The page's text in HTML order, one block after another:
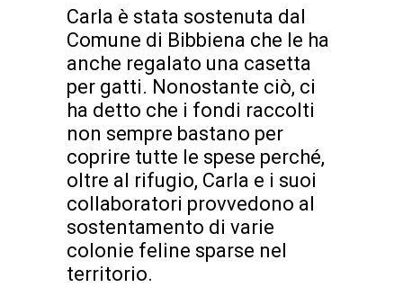
Carla è stata sostenuta dal
Comune di Bibbiena che le ha
anche regalato una casetta
per gatti. Nonostante ciò, ci
ha detto che i fondi raccolti
non sempre bastano per
coprire tutte le spese perché,
oltre al rifugio, Carla e i suoi
collaboratori provvedono al
sostentamento di varie
colonie feline sparse nel
territorio.